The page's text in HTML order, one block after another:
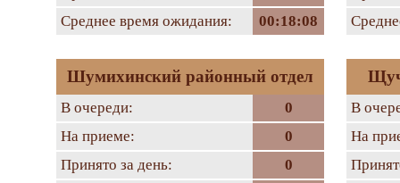
Среднее время ожидания:
00:18:08
Шумихинский районный отдел
В очереди:
0
На приеме:
0
Принято за день:
0
В
На